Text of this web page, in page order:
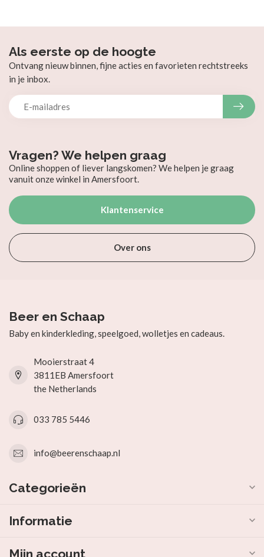
Vragen? We helpen graag
Online shoppen of liever langskomen? We helpen je graag
vanuit onze winkel in Amersfoort.
Klantenservice
Over ons
Als eerste op de hoogte
Ontvang nieuw binnen, fijne acties en favorieten rechtstreeks
in je inbox.
Beer en Schaap
Baby en kinderkleding, speelgoed, wolletjes en cadeaus.
Mooierstraat 4
3811EB Amersfoort
the Netherlands
033 785 5446
info@beerenschaap.nl
Categorieën
Informatie
Mijn account